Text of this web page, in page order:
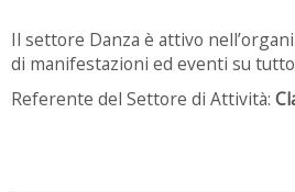
Il settore Danza è attivo
di manifestazioni ed eventi su
Referente del Settore di Attività: